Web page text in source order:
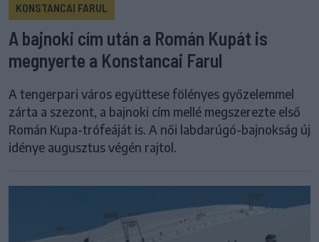
KONSTANCAI FARUL
A bajnoki cím után a Román Kupát is
megnyerte a Konstancai Farul
A tengerpari város együttese fölényes győzelemmel
zárta a szezont, a bajnoki cím mellé megszerezte első
Román Kupa-trófeáját is. A női labdarúgó-bajnokság új
idénye augusztus végén rajtol.